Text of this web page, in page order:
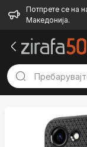
Потпрете се на
Македонија.